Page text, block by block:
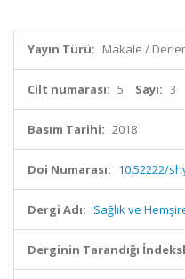
Yayın Türü: Makale /
Cilt numarası: 5 Sayı: 3
Basım Tarihi: 2018
Doi Numarası: 10.52222/
Dergi Adı: Sağlık ve
Derginin Tarandığı